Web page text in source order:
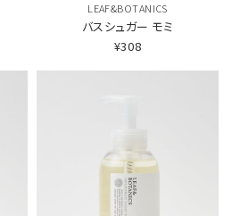
LEAF&BOTANICS
バスシュガー モミ
¥308